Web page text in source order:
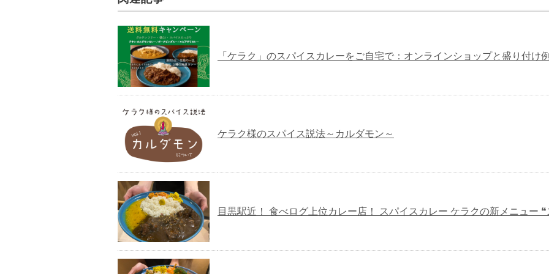
「ケラク」のスパイスカレーをご自宅で：オンラインショップと盛り付け例
ケラク様のスパイス説法～カルダモン～
目黒駅近！ 食べログ上位カレー店！ スパイスカレー ケラクの新メニュー